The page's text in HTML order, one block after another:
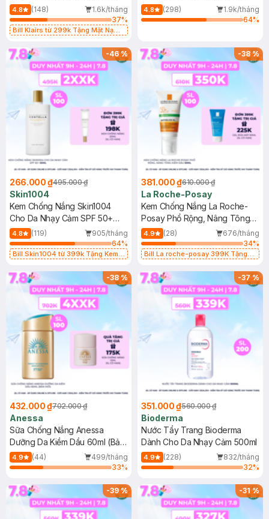
4.8 (148)
1.6k/tháng
37%
Bill Klairs từ 299k Tặng Mặt Nạ
25ml (SL Có Hạn)
400ml
4.8 (298)
1.9k/tháng
64%
-46%
266.000 ₫495.000 ₫
Skin1004
Kem Chống Nắng Skin1004
Cho Da Nhạy Cảm SPF 50+
50ml
4.8 (119)
905/tháng
64%
Bill Skin1004 từ 399k Tặng Kem
SPF 50+ 20ml (SL Có Hạn)
-38%
381.000 ₫610.000 ₫
La Roche-Posay
Kem Chống Nắng La Roche-
Posay Phổ Rộng, Nâng Tông
Kiềm Dầu 50ml
4.9 (28)
676/tháng
34%
Bill La roche-posay 399K Tặng
(SL có hạn)
-38%
432.000 ₫702.000 ₫
Anessa
Sữa Chống Nắng Anessa
Dưỡng Da Kiềm Dầu 60ml (Bản
Mới)
4.9 (44)
499/tháng
33%
-37%
351.000 ₫560.000 ₫
Bioderma
Nước Tẩy Trang Bioderma
Dành Cho Da Nhạy Cảm 500ml
4.9 (228)
832/tháng
32%
-39% -31%